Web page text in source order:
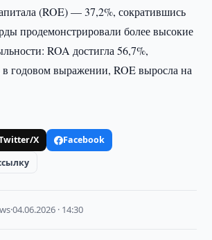
(ROE) — 37,2%, сократившись
продемонстрировали более высокие
ROA достигла 56,7%,
годовом выражении, ROE выросла на
X
Facebook
·04.06.2026 · 14:30